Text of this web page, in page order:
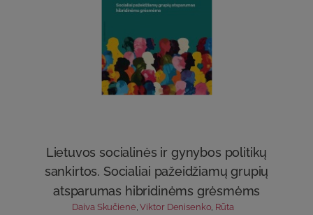
Lietuvos socialinės ir gynybos politikų
sankirtos. Socialiai pažeidžiamų grupių
atsparumas hibridinėms grėsmėms
Daiva Skučienė,Viktor Denisenko, Rūta